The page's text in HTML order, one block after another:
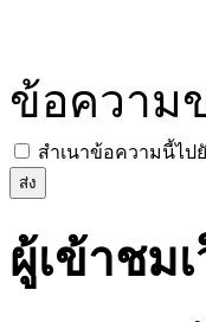
ข้อความ
สำเนาข้อความนี้ไ
ผู้เข้าชม